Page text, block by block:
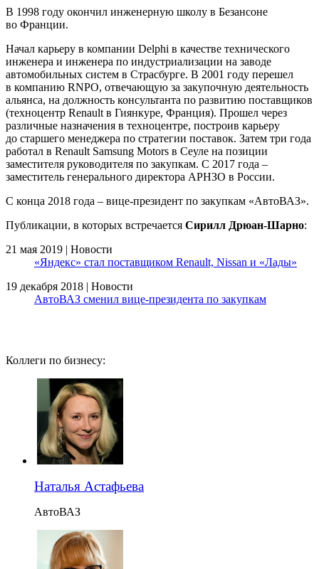
В 1998 году окончил инженерную школу в Безансоне
во Франции.
Начал карьеру в компании Delphi в качестве технического
инженера и инженера по индустриализации на заводе
автомобильных систем в Страсбурге. В 2001 году перешел
в компанию RNPO, отвечающую за закупочную деятельность
альянса, на должность консультанта по развитию поставщиков
(техноцентр Renault в Гиянкуре, Франция). Прошел через
различные назначения в техноцентре, построив карьеру
до старшего менеджера по стратегии поставок. Затем три года
работал в Renault Samsung Motors в Сеуле на позиции
заместителя руководителя по закупкам. С 2017 года –
заместитель генерального директора АРНЗО в России.
С конца 2018 года – вице-президент по закупкам «АвтоВАЗ».
Публикации, в которых встречается Сирилл Дрюан-Шарно:
21 мая 2019 | Новости
«Яндекс» стал поставщиком Renault, Nissan и «Лады»
19 декабря 2018 | Новости
АвтоВАЗ сменил вице-президента по закупкам
Коллеги по бизнесу:
Наталья Астафьева
АвтоВАЗ